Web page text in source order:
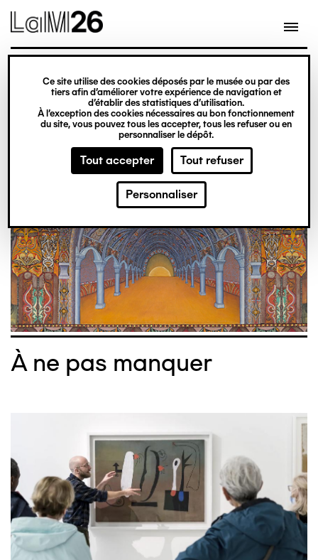
Gestion des cookies
Ce site utilise des cookies déposés par le musée ou par des
tiers afin d’améliorer votre expérience de navigation et
d’établir des statistiques d’utilisation.
À l’exception des cookies nécessaires au bon fonctionnement
du site, vous pouvez tous les accepter, tous les refuser ou en
personnaliser le dépôt.
Tout accepter Tout refuser
Personnaliser
Aller
au
contenu
principal
exposition
Du 20 février 2026
au 31 décembre 2027
Obsession
Billetterie
À ne pas manquer